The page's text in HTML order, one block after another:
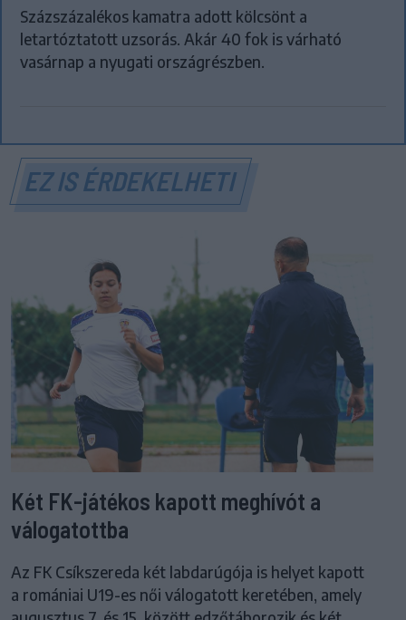
Százszázalékos kamatra adott kölcsönt a
letartóztatott uzsorás. Akár 40 fok is várható
vasárnap a nyugati országrészben.
EZ IS ÉRDEKELHETI
Két FK-játékos kapott meghívót a
válogatottba
Az FK Csíkszereda két labdarúgója is helyet kapott
a romániai U19-es női válogatott keretében, amely